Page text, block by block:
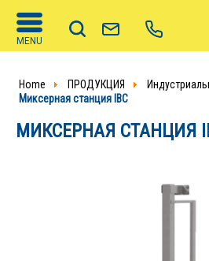
MENU
Home ПРОДУКЦИЯ
Миксерная станция IBC
МИКСЕРНАЯ СТАНЦИЯ